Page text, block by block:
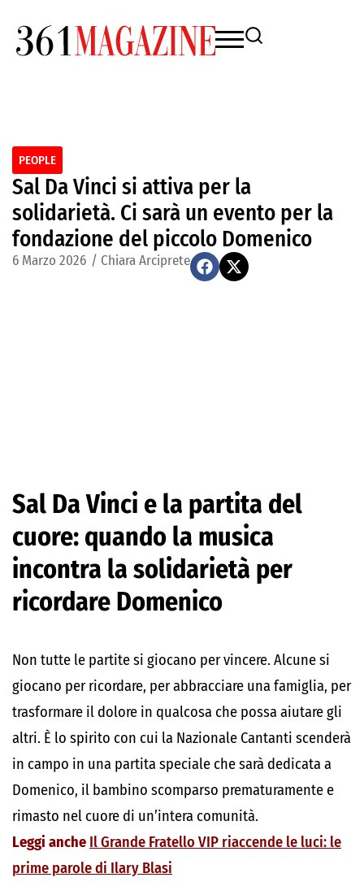
PEOPLE
Sal Da Vinci si attiva per la
solidarietà. Ci sarà un evento per la
fondazione del piccolo Domenico
6 Marzo 2026 / Chiara Arciprete
Sal Da Vinci e la partita del
cuore: quando la musica
incontra la solidarietà per
ricordare Domenico
Non tutte le partite si giocano per vincere. Alcune si
giocano per ricordare, per abbracciare una famiglia, per
trasformare il dolore in qualcosa che possa aiutare gli
altri. È lo spirito con cui la Nazionale Cantanti scenderà
in campo in una partita speciale che sarà dedicata a
Domenico, il bambino scomparso prematuramente e
rimasto nel cuore di un’intera comunità.
Leggi anche Il Grande Fratello VIP riaccende le luci: le
prime parole di Ilary Blasi